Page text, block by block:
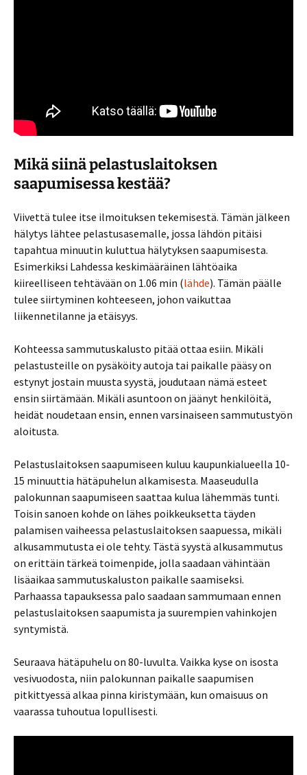
Mikä siinä pelastuslaitoksen
saapumisessa kestää?
Viivettä tulee itse ilmoituksen tekemisestä. Tämän jälkeen
hälytys lähtee pelastusasemalle, jossa lähdön pitäisi
tapahtua minuutin kuluttua hälytyksen saapumisesta.
Esimerkiksi Lahdessa keskimääräinen lähtöaika
kiireelliseen tehtävään on 1.06 min (lähde). Tämän päälle
tulee siirtyminen kohteeseen, johon vaikuttaa
liikennetilanne ja etäisyys.
Kohteessa sammutuskalusto pitää ottaa esiin. Mikäli
pelastusteille on pysäköity autoja tai paikalle pääsy on
estynyt jostain muusta syystä, joudutaan nämä esteet
ensin siirtämään. Mikäli asuntoon on jäänyt henkilöitä,
heidät noudetaan ensin, ennen varsinaiseen sammutustyön
aloitusta.
Pelastuslaitoksen saapumiseen kuluu kaupunkialueella 10-
15 minuuttia hätäpuhelun alkamisesta. Maaseudulla
palokunnan saapumiseen saattaa kulua lähemmäs tunti.
Toisin sanoen kohde on lähes poikkeuksetta täyden
palamisen vaiheessa pelastuslaitoksen saapuessa, mikäli
alkusammutusta ei ole tehty. Tästä syystä alkusammutus
on erittäin tärkeä toimenpide, jolla saadaan vähintään
lisäaikaa sammutuskaluston paikalle saamiseksi.
Parhaassa tapauksessa palo saadaan sammumaan ennen
pelastuslaitoksen saapumista ja suurempien vahinkojen
syntymistä.
Seuraava hätäpuhelu on 80-luvulta. Vaikka kyse on isosta
vesivuodosta, niin palokunnan paikalle saapumisen
pitkittyessä alkaa pinna kiristymään, kun omaisuus on
vaarassa tuhoutua lopullisesti.